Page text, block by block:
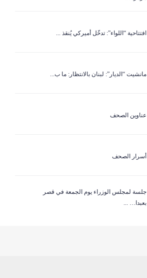
افتتاحية “اللواء”: تدخّل أميركي يُنقذ ...
مانشيت “الديار”: لبنان بالانتظار: ما ب...
عناوين الصحف
أسرار الصحف
جلسة لمجلس الوزراء يوم الجمعة في قصر
بعبدا… ...